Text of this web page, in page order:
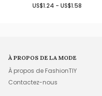
US$1.24 - US$1.58
À PROPOS DE LA MODE
À propos de FashionTIY
Contactez-nous